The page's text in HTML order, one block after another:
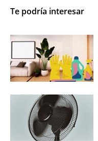
Te podría interesar